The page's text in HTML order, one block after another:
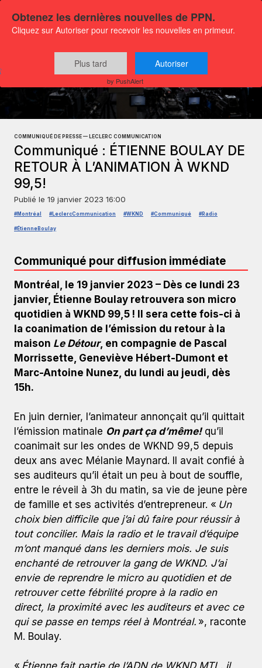
Communiqués
Culture et médias
COMMUNIQUÉ DE PRESSE — LECLERC COMMUNICATION
Communiqué : ÉTIENNE BOULAY DE
RETOUR À L’ANIMATION À WKND
99,5!
Publié le 19 janvier 2023 16:00
#Montréal #LeclercCommunication #WKND #Communiqué #Radio
#ÉtienneBoulay
Communiqué pour diffusion immédiate
Montréal, le 19 janvier 2023 – Dès ce lundi 23
janvier, Étienne Boulay retrouvera son micro
quotidien à WKND 99,5 ! Il sera cette fois-ci à
la coanimation de l’émission du retour à la
maison Le Détour, en compagnie de Pascal
Morrissette, Geneviève Hébert-Dumont et
Marc-Antoine Nunez, du lundi au jeudi, dès
15h.
En juin dernier, l’animateur annonçait qu’il quittait
l’émission matinale On part ça d’même!qu’il
coanimait sur les ondes de WKND 99,5 depuis
deux ans avec Mélanie Maynard. Il avait confié à
ses auditeurs qu’il était un peu à bout de souffle,
entre le réveil à 3h du matin, sa vie de jeune père
de famille et ses activités d’entrepreneur. « Un
choix bien difficile que j’ai dû faire pour réussir à
tout concilier. Mais la radio et le travail d’équipe
m’ont manqué dans les derniers mois. Je suis
enchanté de retrouver la gang de WKND. J’ai
envie de reprendre le micro au quotidien et de
retrouver cette fébrilité propre à la radio en
direct, la proximité avec les auditeurs et avec ce
qui se passe en temps réel à Montréal. », raconte
M. Boulay.
« Étienne fait partie de l’ADN de WKND MTL, il
Obtenez les dernières nouvelles de PPN.
Cliquez sur Autoriser pour recevoir les nouvelles en primeur.
Plus tard Autoriser
by PushAlert